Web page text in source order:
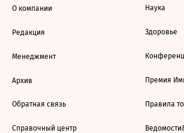
О компании
Редакция
Менеджмент
Архив
Обратная связь
Справочный центр
Наука
Здоровье
Премия
Правила